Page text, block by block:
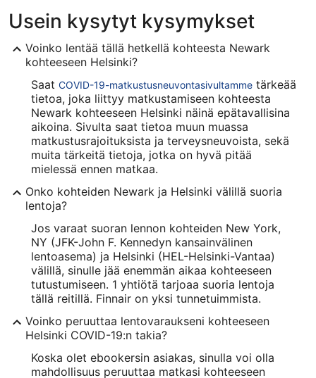
Usein kysytyt kysymykset
Voinko lentää tällä hetkellä kohteesta Newark
kohteeseen Helsinki?
Saat COVID-19-matkustusneuvontasivultamme tärkeää
tietoa, joka liittyy matkustamiseen kohteesta
Newark kohteeseen Helsinki näinä epätavallisina
aikoina. Sivulta saat tietoa muun muassa
matkustusrajoituksista ja terveysneuvoista, sekä
muita tärkeitä tietoja, jotka on hyvä pitää
mielessä ennen matkaa.
Onko kohteiden Newark ja Helsinki välillä suoria
lentoja?
Jos varaat suoran lennon kohteiden New York,
NY (JFK-John F. Kennedyn kansainvälinen
lentoasema) ja Helsinki (HEL-Helsinki-Vantaa)
välillä, sinulle jää enemmän aikaa kohteeseen
tutustumiseen. 1 yhtiötä tarjoaa suoria lentoja
tällä reitillä. Finnair on yksi tunnetuimmista.
Voinko peruuttaa lentovaraukseni kohteeseen
Helsinki COVID-19:n takia?
Koska olet ebookersin asiakas, sinulla voi olla
mahdollisuus peruuttaa matkasi kohteeseen